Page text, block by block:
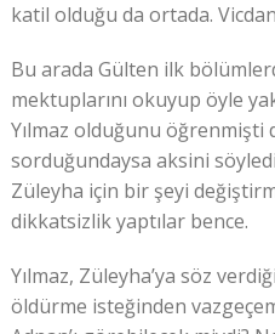
katil olduğu da ortada.
Bu arada Gülten ilk
mektuplarını okuyup öyle
Yılmaz olduğunu
sorduğundaysa aksini
Züleyha için bir şeyi
dikkatsizlik yaptılar bence.
Yılmaz, Züleyha’ya söz
öldürme isteğinden